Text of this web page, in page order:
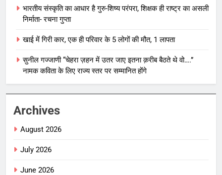
भारतीय संस्कृति का आधार है गुरु-शिष्य परंपरा, शिक्षक ही राष्ट्र का असली
निर्माता- रचना गुप्ता
खाई में गिरी कार, एक ही परिवार के 5 लोगों की मौत, 1 लापता
सुनील गज्जाणी “चेहरा ज़हन में उतर जाए इतना क़रीब बैठते थे वो….”
नामक कविता के लिए राज्य स्तर पर सम्मानित होंगे
Archives
August 2026
July 2026
June 2026